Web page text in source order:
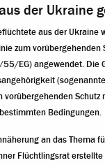
der Ukraine
aus der Ukraine
zum vorübergehenden
EG) angewendet. Die
vorübergehenden
Bedingungen.
an das Thema
Flüchtlingsrat